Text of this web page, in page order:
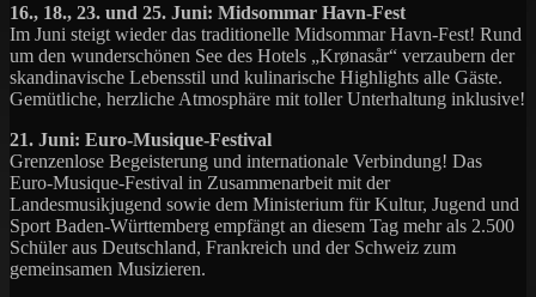
16., 18., 23. und 25. Juni: Midsommar Havn-Fest
Im Juni steigt wieder das traditionelle Midsommar Havn-Fest! Rund
um den wunderschönen See des Hotels „Krønasår“ verzaubern der
skandinavische Lebensstil und kulinarische Highlights alle Gäste.
Gemütliche, herzliche Atmosphäre mit toller Unterhaltung inklusive!
21. Juni: Euro-Musique-Festival
Grenzenlose Begeisterung und internationale Verbindung! Das
Euro-Musique-Festival in Zusammenarbeit mit der
Landesmusikjugend sowie dem Ministerium für Kultur, Jugend und
Sport Baden-Württemberg empfängt an diesem Tag mehr als 2.500
Schüler aus Deutschland, Frankreich und der Schweiz zum
gemeinsamen Musizieren.